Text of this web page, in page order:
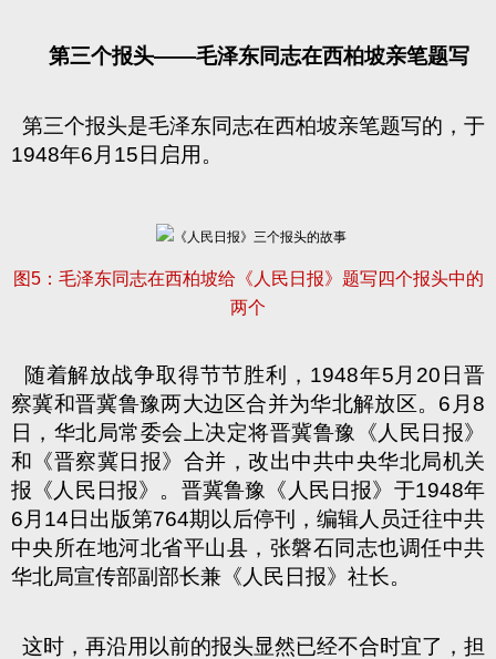
第三个报头——毛泽东同志在西柏坡亲笔题写
第三个报头是毛泽东同志在西柏坡亲笔题写的，于
1948年6 月 15日 启用。
图5：毛泽东同志在西柏坡给《人民日报》题写四个报头中的
两个
随着解放战争取得节节胜利， 1948年5 月 20 日晋
察冀和晋冀鲁豫两大边区合并为华北解放区。 6 月8
日 ，华北局常委会上决定将晋冀鲁豫《人民日报》
和《晋察冀日报》合并，改出中共中央华北局机关
报《人民日报》。晋冀鲁豫《人民日报》于1948年
6 月 14 日 出版第764期以后停刊，编辑人员迁往中共
中央所在地河北省平山县，张磐石同志也调任中共
华北局宣传部副部长兼《人民日报》社长。
这时，再沿用以前的报头显然已经不合时宜了，担